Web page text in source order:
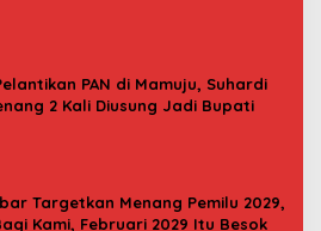
PAN di Mamuju, Suhardi
2 Kali Diusung Jadi Bupati
Targetkan Menang Pemilu 2029,
Kami, Februari 2029 Itu Besok